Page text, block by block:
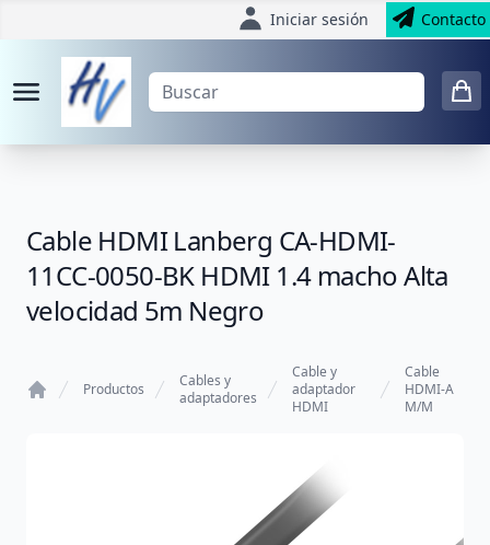
Iniciar sesión Contacto
Cable HDMI Lanberg CA-HDMI-
11CC-0050-BK HDMI 1.4 macho Alta
velocidad 5m Negro
Productos
Cables y
adaptadores
Cable y
adaptador
HDMI
Cable
HDMI-A
M/M